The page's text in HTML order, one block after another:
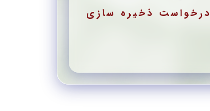
درخواست ذخیره سازی